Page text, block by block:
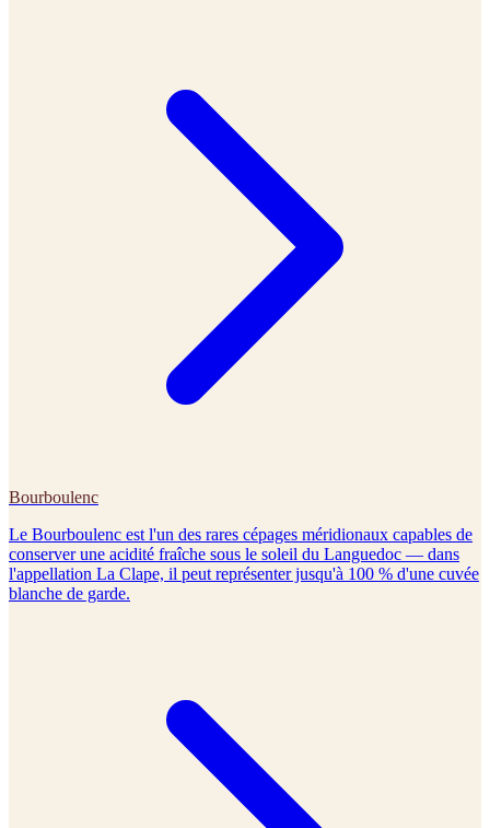
Bourboulenc
Le Bourboulenc est l'un des rares cépages méridionaux capables de
conserver une acidité fraîche sous le soleil du Languedoc — dans
l'appellation La Clape, il peut représenter jusqu'à 100 % d'une cuvée
blanche de garde.